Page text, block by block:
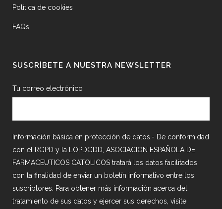
Política de cookies
FAQs
SUSCRÍBETE A NUESTRA NEWSLETTER
Tu correo electrónico
Información básica en protección de datos.- De conformidad
con el RGPD y la LOPDGDD, ASOCIACION ESPAÑOLA DE
FARMACEUTICOS CATOLICOS tratará los datos facilitados
con la finalidad de enviar un boletín informativo entre los
suscriptores. Para obtener más información acerca del
tratamiento de sus datos y ejercer sus derechos, visite